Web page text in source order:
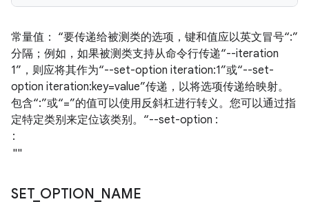
常量值： “要传递给被测类的选项，键和值应以英文冒号“:”
分隔；例如，如果被测类支持从命令行传递“--iteration
1”，则应将其作为“--set-option iteration:1”或“--set-
option iteration:key=value”传递，以将选项传递给映射。
包含“:”或“=”的值可以使用反斜杠进行转义。您可以通过指
定特定类别来定位该类别。“--set-option :
SET_ OPTION NAME